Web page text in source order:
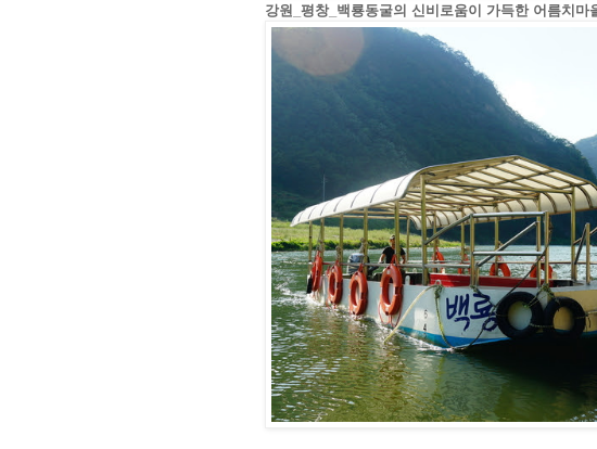
강원_평창_백룡동굴의 신비로움이 가득한 어름치마